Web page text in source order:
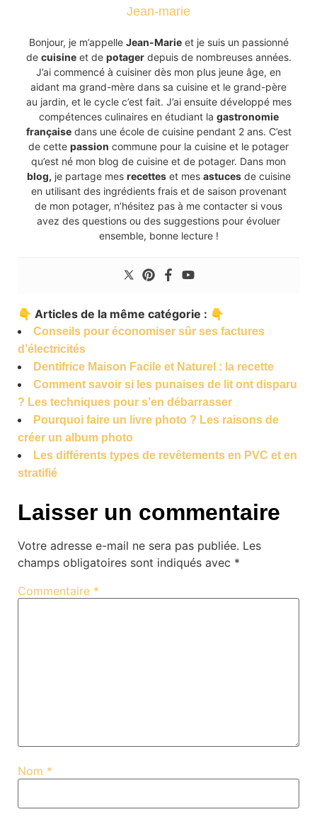
Jean-marie
Bonjour, je m’appelle Jean-Marieet je suis un passionné
de cuisineet de potagerdepuis de nombreuses années.
J’ai commencé à cuisiner dès mon plus jeune âge, en
aidant ma grand-mère dans sa cuisine et le grand-père
au jardin, et le cycle c’est fait. J’ai ensuite développé mes
compétences culinaires en étudiant la gastronomie
françaisedans une école de cuisine pendant 2 ans. C’est
de cette passion commune pour la cuisine et le potager
qu’est né mon blog de cuisine et de potager. Dans mon
blog, je partage mes recetteset mes astucesde cuisine
en utilisant des ingrédients frais et de saison provenant
de mon potager, n’hésitez pas à me contacter si vous
avez des questions ou des suggestions pour évoluer
ensemble, bonne lecture !
👇 Articles de la même catégorie : 👇
Conseils pour économiser sûr ses factures
d’électricités
Dentifrice Maison Facile et Naturel : la recette
Comment savoir si les punaises de lit ont disparu
? Les techniques pour s’en débarrasser
Pourquoi faire un livre photo ? Les raisons de
créer un album photo
Les différents types de revêtements en PVC et en
stratifié
Laisser un commentaire
Votre adresse e-mail ne sera pas publiée. Les
champs obligatoires sont indiqués avec *
Commentaire *
Nom *